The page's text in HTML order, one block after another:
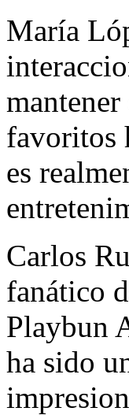
María
favoritos
es
Carlos
fanático
Playbun
ha sido